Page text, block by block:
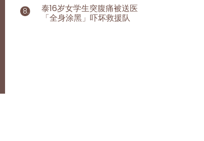
泰16岁女学生突腹痛被送医
「全身涂黑」吓坏救援队